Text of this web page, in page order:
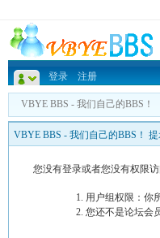
登录 注册
VBYE BBS - 我们自己的BBS！
VBYE BBS - 我们自己的BBS！
您没有登录或者您没有权限
用户组权限：你
您还不是论坛会